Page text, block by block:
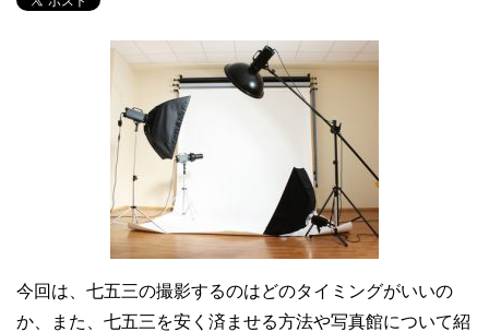
今回は、七五三の撮影するのはどのタイミングがいいの
か、また、七五三を安く済ませる方法や写真館について紹